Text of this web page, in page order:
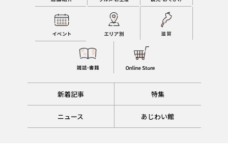
新着記事 特集
ニュース あじわい館